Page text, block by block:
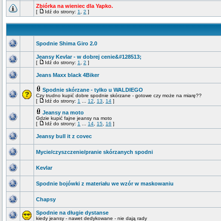
Zbiórka na wieniec dla Yapko.
[ Idź do strony: 1 2 ]
Spodnie Shima Giro 2.0
Jeansy Kevlar - w dobrej cenie&#128513;
[ Idź do strony: 1 2 ]
Jeans Maxx black 4Biker
Spodnie skórzane - tylko u WALDIEGO
Czy trudno kupić dobre spodnie skórzane - gotowe czy może na miarę??
[
Idź do strony: 1 12 13 14 ]
Jeansy na moto
Gdzie kupić fajne jeansy na moto
[
Idź do strony: 1 14 15 16 ]
Jeansy bull it z covec
Mycie/czyszczenie/pranie skórzanych spodni
Kevlar
Spodnie bojówki z materiału we wzór w maskowaniu
Chapsy
Spodnie na długie dystanse
kiedy jeansy - nawet dedykowane - nie dają rady